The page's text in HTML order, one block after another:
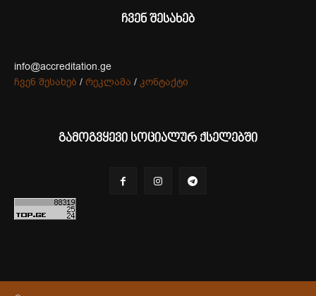
ჩვენ შესახებ
info@accreditation.ge
ჩვენ შესახებ / რეკლამა / კონტაქტი
გამოგვყევი სოციალურ ქსელებში